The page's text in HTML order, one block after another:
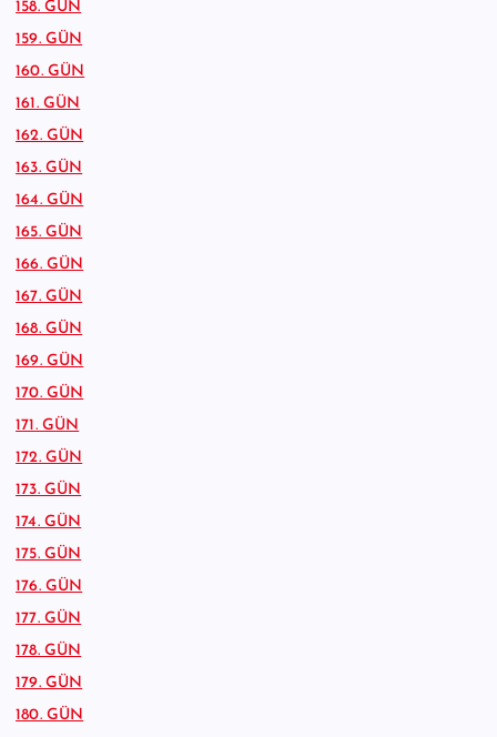
158. GÜN
159. GÜN
160. GÜN
161. GÜN
162. GÜN
163. GÜN
164. GÜN
165. GÜN
166. GÜN
167. GÜN
168. GÜN
169. GÜN
170. GÜN
171. GÜN
172. GÜN
173. GÜN
174. GÜN
175. GÜN
176. GÜN
177. GÜN
178. GÜN
179. GÜN
180. GÜN